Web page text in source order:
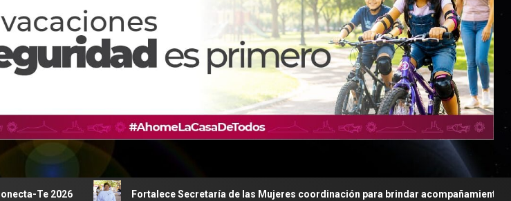
Fortalece Secretaría de las Mujeres coordinación para brindar acompañamiento en casos de